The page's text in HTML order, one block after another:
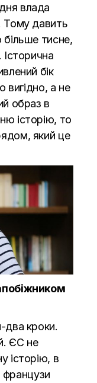
влада
Тому давить
тисне,
Історична
бік
вигідно, а не
образ в
історію, то
який це
два кроки.
ЄС не
історію, в
французи